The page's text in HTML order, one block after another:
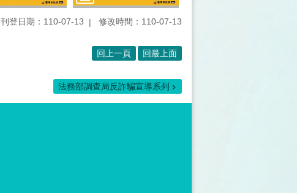
刊登日期：110-07-13 修改時間：110-07-13
回上一頁 回最上面
法務部調查局反詐騙宣導系列